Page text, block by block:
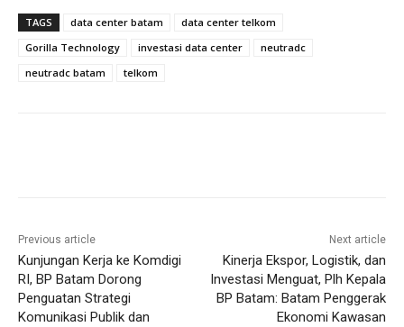
TAGS data center batam
data center telkom
Gorilla Technology
investasi data center
neutradc
neutradc batam
telkom
Previous article
Kunjungan Kerja ke Komdigi
RI, BP Batam Dorong
Penguatan Strategi
Komunikasi Publik dan
Next article
Kinerja Ekspor, Logistik, dan
Investasi Menguat, Plh Kepala
BP Batam: Batam Penggerak
Ekonomi Kawasan